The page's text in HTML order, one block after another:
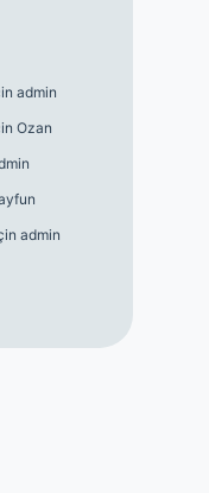
admin
Ozan
admin